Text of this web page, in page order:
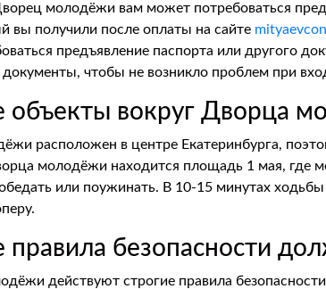
молодёжи вам может потребоваться
вы получили после оплаты на сайте
предъявление паспорта или другого
чтобы не возникло проблем при
объекты вокруг Дворца
расположен в центре Екатеринбурга,
молодёжи находится площадь 1 мая, где
или поужинать. В 10-15 минутах
правила безопасности
действуют строгие правила